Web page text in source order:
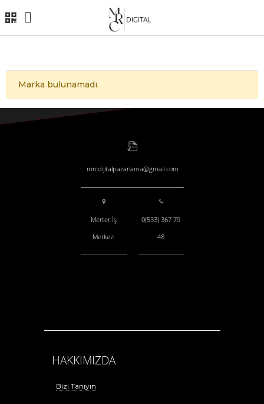
Marka bulunamadı.
mrcdijitalpazarlama@gmail.com
Merter İş
Merkezi
0(533) 367 79
48
HAKKIMIZDA
Bizi Tanıyın